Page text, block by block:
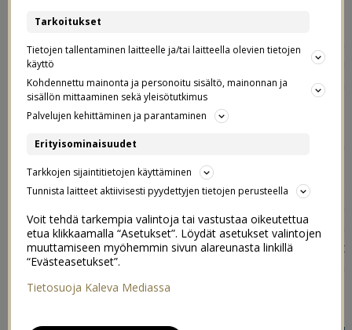
Käytiinviime kesänä ekan kerran Lomamäen
lemmikkipuistossa
Inkoossa, kun Oton pikkuserkku
perheineen pyysi meidät mukaan sinne. Tänä kesänä
lähdettiin samalla porukalla samaan paikkaan uudelleen,
koska ihastuttiin siihen viime kesänä niin kovin.
Lomamäen lemmikkipuistossa kaikkiin eläimiin saa
rohkeasti tutustua, niitä saa paijata ja syöttää.
Henkilökunta opastaa tosi ihanasti ja rohkaisee
puistoon perhelippu, joka maksaa (max 6hlö) perheeltä
50€, 1 lippu maksaa 15€. Puistoon saa ottaa omat eväät
tai ostaa paikan päältä ruokaa tai herkkuja. Siellä voi
myös grillata omia eväitä.
Tarkoitukset
Tietojen tallentaminen laitteelle ja/tai laitteella olevien tietojen
käyttö
Kohdennettu mainonta ja personoitu sisältö, mainonnan ja
sisällön mittaaminen sekä yleisötutkimus
Palvelujen kehittäminen ja parantaminen
Erityisominaisuudet
Tarkkojen sijaintitietojen käyttäminen
Tunnista laitteet aktiivisesti pyydettyjen tietojen perusteella
Voit tehdä tarkempia valintoja tai vastustaa oikeutettua
etua klikkaamalla “Asetukset”. Löydät asetukset valintojen
muuttamiseen myöhemmin sivun alareunasta linkillä
“Evästeasetukset”.
Tietosuoja Kaleva Mediassa